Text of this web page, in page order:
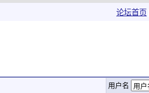
论坛首页
用户名